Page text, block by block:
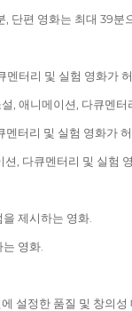
단편 영화는 최대 39분
터리 및 실험 영화가
, 애니메이션, 다큐멘터
터리 및 실험 영화가
, 다큐멘터리 및 실험
제시하는 영화.
영화.
설정한 품질 및 창의